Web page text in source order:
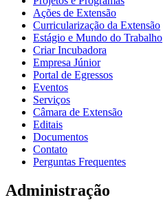
Ações de Extensão
Curricularização da Extensão
Estágio e Mundo do Trabalho
Criar Incubadora
Empresa Júnior
Portal de Egressos
Eventos
Serviços
Câmara de Extensão
Editais
Documentos
Contato
Perguntas Frequentes
Administração